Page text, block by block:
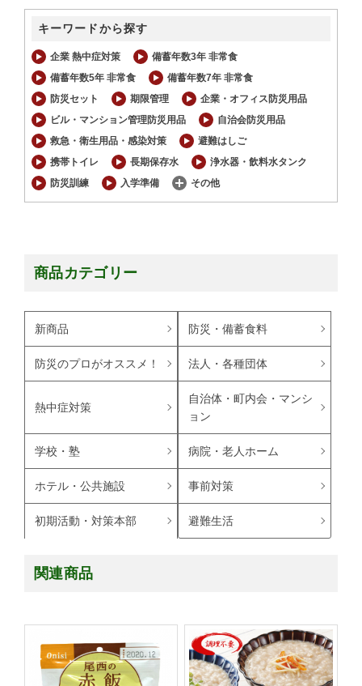
キーワードから探す
企業 熱中症対策
備蓄年数3年 非常食
備蓄年数5年 非常食
備蓄年数7年 非常食
防災セット
期限管理
企業・オフィス防災用品
ビル・マンション管理防災用品
自治会防災用品
救急・衛生用品・感染対策
避難はしご
携帯トイレ
長期保存水
浄水器・飲料水タンク
防災訓練
入学準備 その他
商品カテゴリー
新商品 防災・備蓄食料
防災のプロがオススメ！ 法人・各種団体
熱中症対策
自治体・町内会・マンシ
ョン
学校・塾 病院・老人ホーム
ホテル・公共施設 事前対策
初期活動・対策本部 避難生活
関連商品